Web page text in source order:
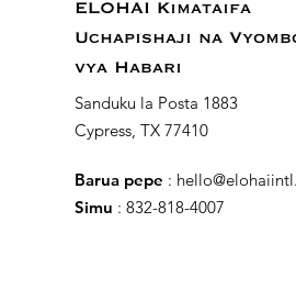
ELOHAI Kimataifa
Uchapishaji na
vya Habari
Sanduku la Posta 1883
Cypress, TX 77410
Barua pepe :
Simu : 832-818-4007